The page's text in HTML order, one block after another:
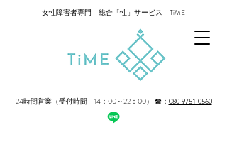
女性障害者専門 総合「性」サービス TiME
24時間営業（受付時間 14：00～22：00） ☎： 080-9751-0560